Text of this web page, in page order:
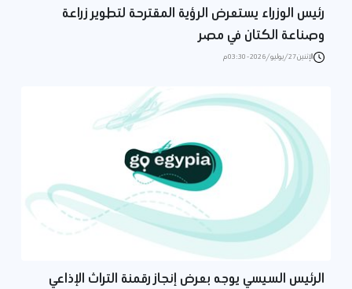
رئيس الوزراء يستعرض الرؤية المقترحة لتطوير زراعة
وصناعة الكتان في مصر
الإثنين 27/يوليو/2026 - 03:30 م
الرئيس السيسي يوجه بعرض إنجاز رقمنة التراث الإذاعي